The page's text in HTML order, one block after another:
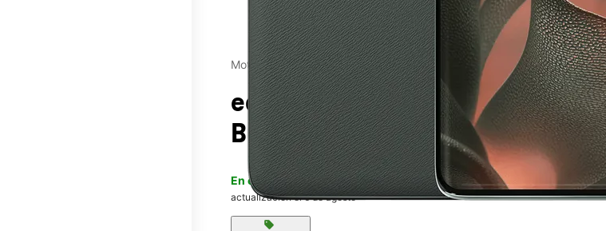
Motorola
edge - 2025en T-Mobile
Butterfield Rd & Naperville Rd
En existencia Este artículo está confirmado como disponible para comprar. Última
actualización el 6 de agosto
sell